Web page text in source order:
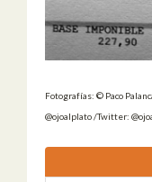
Fotografías: © Paco
@ojoalplato /Twitter: